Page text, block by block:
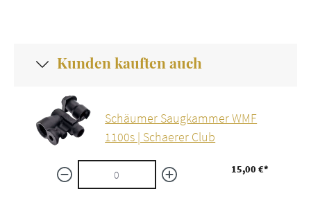
Kunden kauften auch
Schäumer Saugkammer WMF
1100s | Schaerer Club
15,00 €*